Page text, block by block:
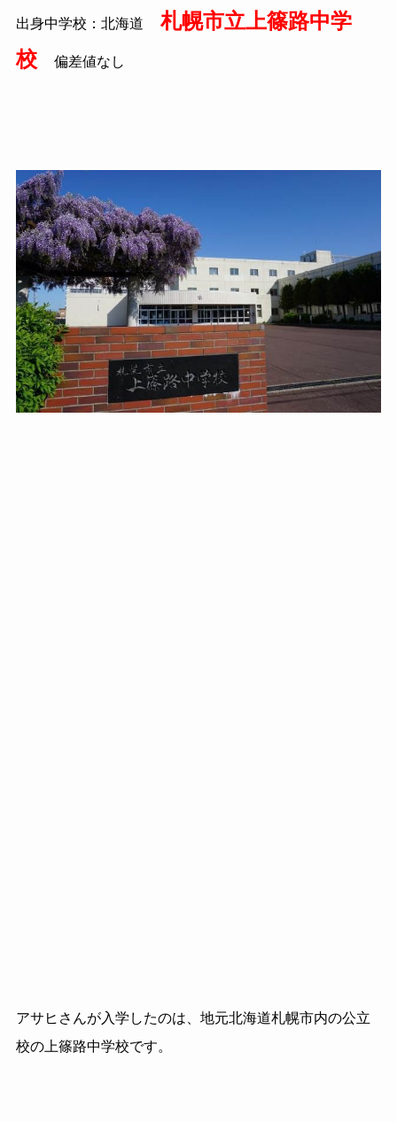
出身中学校：北海道
札幌市立上篠路中学
校
偏差値なし
アサヒさんが入学したのは、地元北海道札幌市内の公立
校の上篠路中学校です。